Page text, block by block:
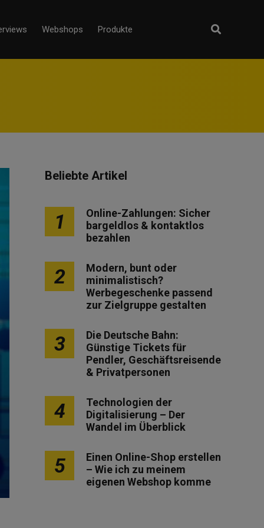
Webshops Produkte
Beliebte Artikel
1
Online-Zahlungen: Sicher
bargeldlos & kontaktlos
bezahlen
2
Modern, bunt oder
minimalistisch?
Werbegeschenke passend
zur Zielgruppe gestalten
3
Die Deutsche Bahn:
Günstige Tickets für
Pendler, Geschäftsreisende
& Privatpersonen
4
Technologien der
Digitalisierung – Der
Wandel im Überblick
5
Einen Online-Shop erstellen
– Wie ich zu meinem
eigenen Webshop komme